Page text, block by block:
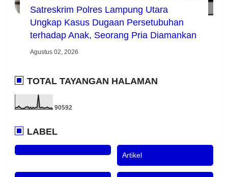
Satreskrim Polres Lampung Utara
Ungkap Kasus Dugaan Persetubuhan
terhadap Anak, Seorang Pria Diamankan
Agustus 02, 2026
TOTAL TAYANGAN HALAMAN
90592
LABEL
Artikel